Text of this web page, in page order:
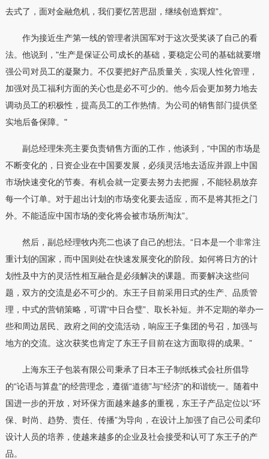
去式了，面对金融危机，我们要忆苦思甜，继续创造辉煌”。
作为接近生产第一线的管理者洪国军对于这次受奖谈了自己的看
法。他说到，"生产是保证公司成长的基础，要稳定公司的基础就要增
强公司对员工的凝聚力。不仅要把好产品质量关，实现人性化管理，
加强对员工福利方面的关心也是必不可少的。他今后会更加努力地去
调动员工的积极性，提高员工的工作热情。为公司的销售部门提供坚
实地后备保障。"
副总经理朱亮主要负责销售方面的工作，他谈到，“中国的市场是
不断变化的，日资企业在中国要发展，必须灵活地去适应并跟上中国
市场快速变化的节奏。有机会就一定要去努力去把握，不能轻易放弃
每一个订单。对于超出计划的市场变化要去适应，而不是将其拒之门
外。不能适应中国市场的变化将会被市场所淘汰”。
然后，副总经理牧内亮二也谈了自己的想法。“日本是一个非常注
重计划的国家，而中国则处在快速发展变化的阶段。如何将日方的计
划性及中方的灵活性相互融合是必须解决的课题。而要解决这些问
题，双方的交流是必不可少的。东王子目前采用日式的生产、品质管
理，中式的营销策略，可谓“中日合璧”、取长补短。并不定期的举办一
些和周边居民、政府之间的交流活动，响应王子集团的号召，加强与
地方的交流。这次获奖也肯定了东王子目前在这方面取得的成果。”
上海东王子包装有限公司秉承了日本王子制纸株式会社所倡导
的“论语与算盘”的经营理念，遵循“道德”与“经济”的和谐统一。随着中
国进一步的开放，对环保方面越来越多的重视，东王子产品定位以“环
保、时尚、趋势、责任、传播”为导向，在设计上加强了自己公司柔印
设计人员的培养，使越来越多的企业及社会接受和认可了东王子的产
品。